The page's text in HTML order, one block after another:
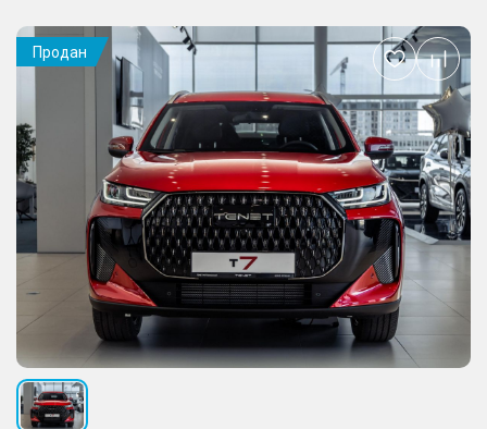
Продан
Добавить
в
избранное